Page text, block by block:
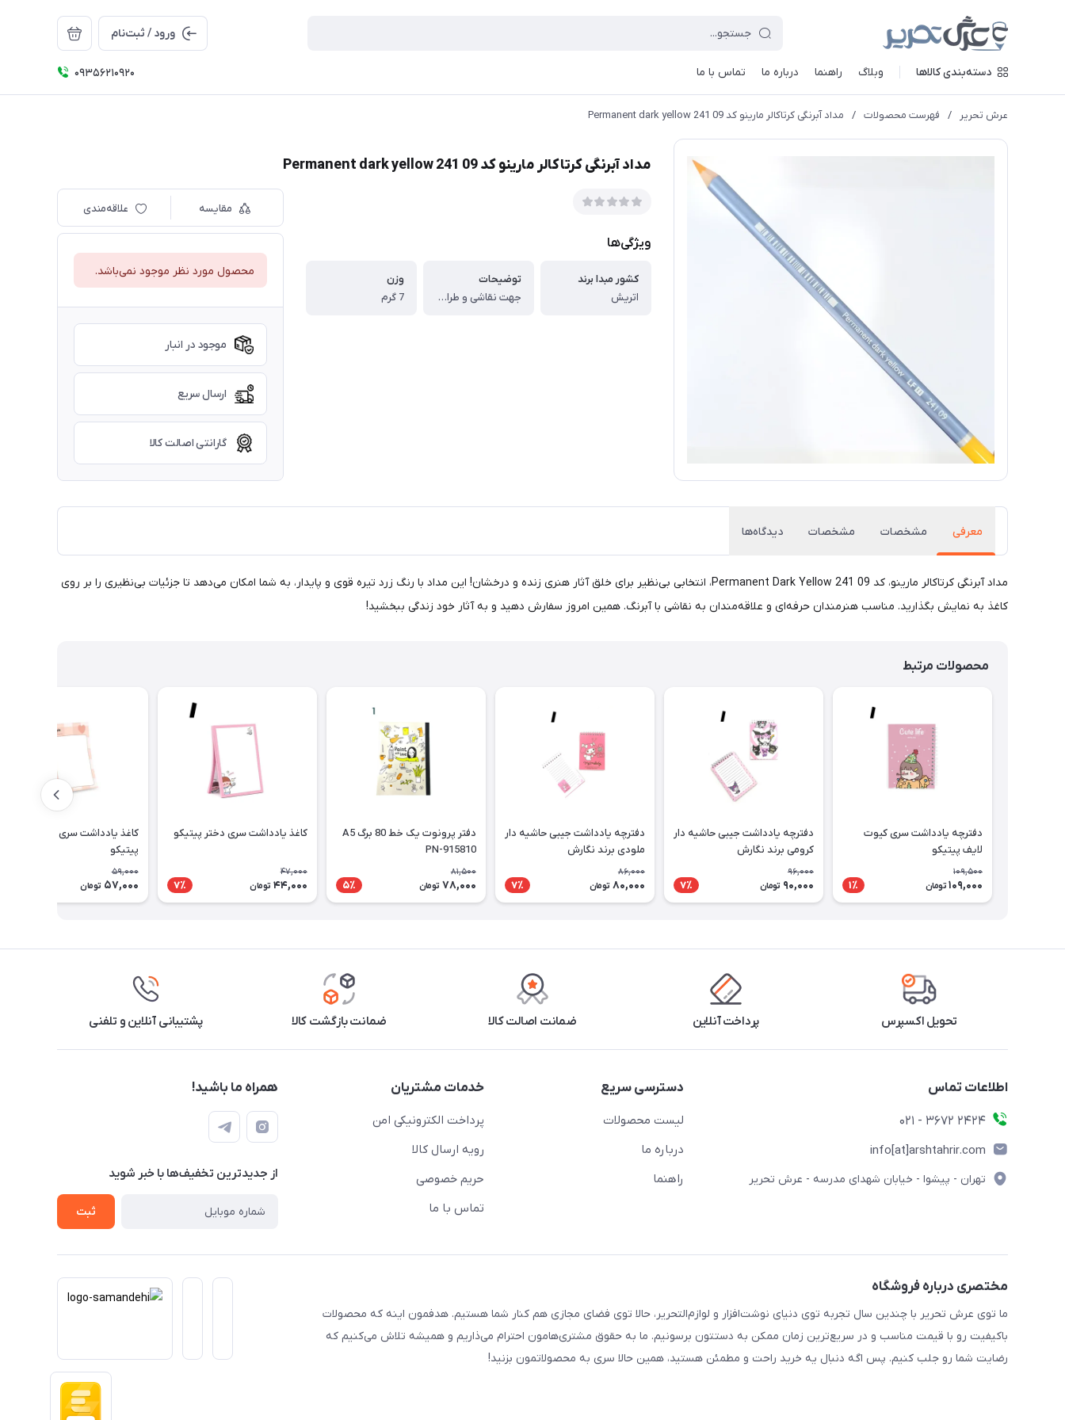
ورود / ثبت‌نام
دسته‌بندی کالاها وبلاگ راهنما درباره ما تماس با ما 09356210920
عرش تحریر / فهرست محصولات / مداد آبرنگی کرتاکالر مارینو کد Permanent dark yellow 241 09
مداد آبرنگی کرتاکالر مارینو کد Permanent dark yellow 241 09
ویژگی‌ها
کشور مبدا برند
اتریش
توضیحات
جهت نقاشی و طراحی و تکنیک آبرنگ
وزن
7 گرم
مقایسه علاقه‌مندی
محصول مورد نظر موجود نمی‌باشد.
موجود در انبار
ارسال سریع
گارانتی اصالت کالا
معرفی مشخصات مشخصات دیدگاه‌ها
مداد آبرنگی کرتاکالر مارینو، کد Permanent Dark Yellow 241 09، انتخابی بی‌نظیر برای خلق آثار هنری زنده و درخشان! این مداد با رنگ زرد تیره قوی و پایدار، به شما امکان می‌دهد تا جزئیات بی‌نظیری را بر روی
کاغذ به نمایش بگذارید. مناسب هنرمندان حرفه‌ای و علاقه‌مندان به نقاشی با آبرنگ. همین امروز سفارش دهید و به آثار خود زندگی ببخشید!
محصولات مرتبط
دفترچه یادداشت سری کیوت
لایف پیتیکو
109,500
109,000 تومان 1٪
دفترچه یادداشت جیبی حاشیه دار
کرومی برند نگارش
96,000
90,000 تومان 7٪
دفترچه یادداشت جیبی حاشیه دار
ملودی برند نگارش
86,000
80,000 تومان 7٪
دفتر پرونوت یک خط 80 برگ A5
PN-915810
81,500
78,000 تومان 5٪
کاغذ یادداشت سری دختر پیتیکو
47,000
44,000 تومان 7٪
پیتیکو
59,000
57,000 تومان
تحویل اکسپرس پرداخت آنلاین ضمانت اصالت کالا ضمانت بازگشت کالا پشتیبانی آنلاین و تلفنی
اطلاعات تماس
2424 3672 - 021
info[at]arshtahrir.com
تهران - پیشوا - خیابان شهدای مدرسه - عرش تحریر
دسترسی سریع
لیست محصولات
درباره ما
راهنما
خدمات مشتریان
پرداخت الکترونیکی امن
رویه ارسال کالا
حریم خصوصی
تماس با ما
همراه ما باشید!
از جدید‌ترین تخفیف‌ها با‌ خبر شوید
ثبت
مختصری درباره فروشگاه
ما توی عرش تحریر با چندین سال تجربه توی دنیای نوشت‌افزار و لوازم‌التحریر، حالا توی فضای مجازی هم کنار شما هستیم. هدفمون اینه که محصولات
باکیفیت رو با قیمت مناسب و در سریع‌ترین زمان ممکن به دستتون برسونیم. ما به حقوق مشتری‌هامون احترام می‌ذاریم و همیشه تلاش می‌کنیم که
رضایت شما رو جلب کنیم. پس اگه دنبال یه خرید راحت و مطمئن هستید، همین حالا سری به محصولاتمون بزنید!